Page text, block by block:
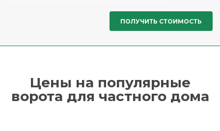
Цены на популярные
ворота для частного дома